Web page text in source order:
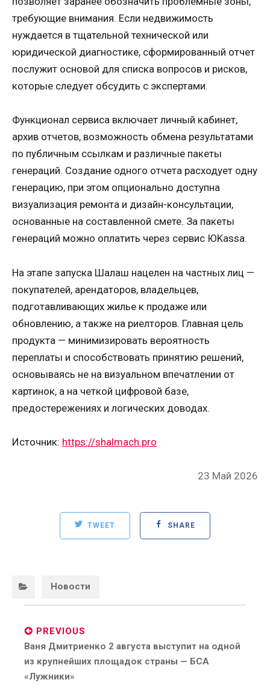
требующие внимания. Если недвижимость
нуждается в тщательной технической или
юридической диагностике, сформированный отчет
послужит основой для списка вопросов и рисков,
которые следует обсудить с экспертами.
Функционал сервиса включает личный кабинет,
архив отчетов, возможность обмена результатами
по публичным ссылкам и различные пакеты
генераций. Создание одного отчета расходует одну
генерацию, при этом опционально доступна
визуализация ремонта и дизайн-консультации,
основанные на составленной смете. За пакеты
генераций можно оплатить через сервис ЮKassa.
На этапе запуска Шалаш нацелен на частных лиц —
покупателей, арендаторов, владельцев,
подготавливающих жилье к продаже или
обновлению, а также на риелторов. Главная цель
продукта — минимизировать вероятность
переплаты и способствовать принятию решений,
основываясь не на визуальном впечатлении от
картинок, а на четкой цифровой базе,
предостережениях и логических доводах.
Источник: https://shalmach.pro
Posted
23 Май 2026
TWEET SHARE
Новости
navigation
PREVIOUS
Previous
post:
Ваня Дмитриенко 2 августа выступит на одной
из крупнейших площадок страны — БСА
«Лужники»